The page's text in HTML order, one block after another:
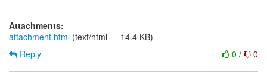
Attachments:
attachment.html (text/html — 14.4 KB)
0 / 0
Reply